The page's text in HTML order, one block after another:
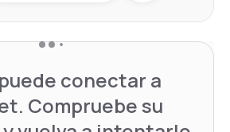
conectar a
Compruebe su